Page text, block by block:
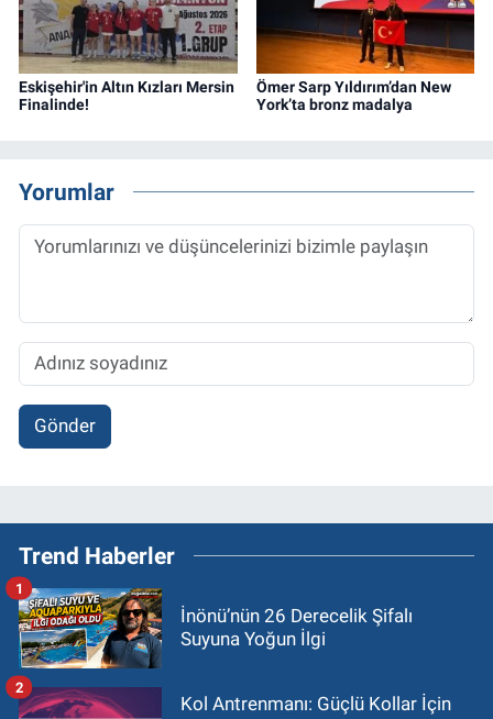
Eskişehir'in Altın Kızları Mersin
Finalinde!
Ömer Sarp Yıldırım’dan New
York’ta bronz madalya
Yorumlar
Gönder
Trend Haberler
İnönü’nün 26 Derecelik Şifalı
Suyuna Yoğun İlgi
1
Kol Antrenmanı: Güçlü Kollar İçin
2